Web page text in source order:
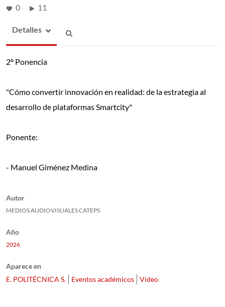
0 11
Detalles
2º Ponencia
"Cómo convertir innovación en realidad: de la estrategia al
desarrollo de plataformas Smartcity"
Ponente:
- Manuel Giménez Medina
Autor
MEDIOS AUDIOVISUALES CATEPS
Año
2026
Aparece en
E. POLITÉCNICA S.
Eventos académicos Vídeo